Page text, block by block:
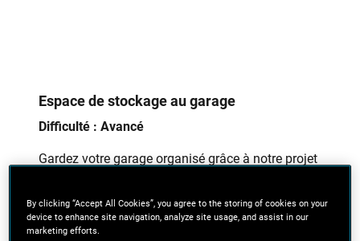
Espace de stockage au garage
Difficulté : Avancé
Gardez votre garage organisé grâce à notre projet
désencombrer.
By clicking “Accept All Cookies”, you agree to the storing of cookies on your
device to enhance site navigation, analyze site usage, and assist in our
marketing efforts.